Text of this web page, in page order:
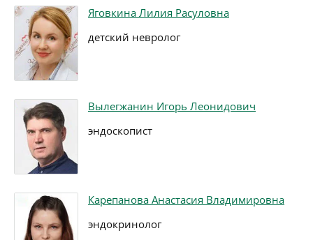
Яговкина Лилия Расуловна
детский невролог
Вылегжанин Игорь Леонидович
эндоскопист
Карепанова Анастасия Владимировна
эндокринолог